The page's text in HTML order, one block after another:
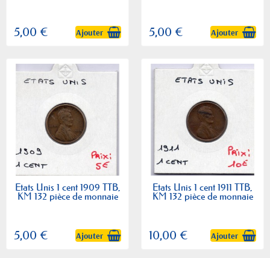
5,00 € Ajouter 5,00 € Ajouter
Etats Unis 1 cent 1909 TTB,
KM 132 pièce de monnaie
5,00 € Ajouter
Etats Unis 1 cent 1911 TTB,
KM 132 pièce de monnaie
10,00 € Ajouter